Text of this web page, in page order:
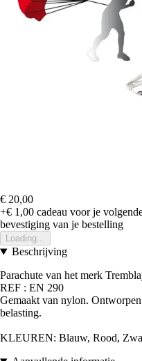
€ 20,00
+€ 1,00 cadeau voor je
bevestiging van je bestelling
Loading...
Beschrijving
Parachute van het merk
REF : EN 290
Gemaakt van nylon.
belasting.
KLEUREN: Blauw, Rood,